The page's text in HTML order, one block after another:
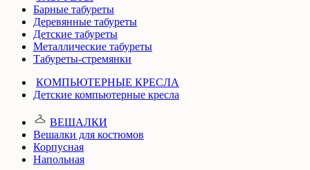
Барные табуреты
Деревянные табуреты
Детские табуреты
Металлические табуреты
Табуреты-стремянки
КОМПЬЮТЕРНЫЕ КРЕСЛА
Детские компьютерные кресла
ВЕШАЛКИ
Вешалки для костюмов
Корпусная
Напольная